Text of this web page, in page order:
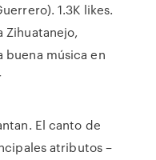
1.3K likes.
Zihuatanejo,
música en
El canto de
atributos –